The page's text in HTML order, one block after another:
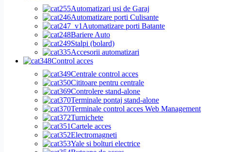
Automatizari usi de Garaj
Automatizare porti Culisante
Automatizare porti Batante
Bariere Auto
Stalpi (bolard)
Accesorii automatizari
Control acces
Centrale control acces
Cititoare pentru centrale
Controlere stand-alone
Terminale pontaj stand-alone
Terminale control acces Web Management
Turnichete
Cartele acces
Electromagneti
Yale si bolturi electrice